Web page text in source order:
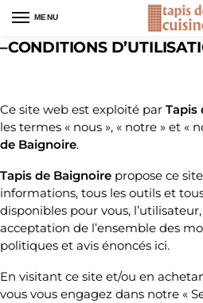
MENU
–CONDITIONS
Ce site web est exploité par Tapis
les termes « nous », « notre » et «
de Baignoire.
Tapis de Baignoire propose ce
informations, tous les outils et
disponibles pour vous,
acceptation de l’ensemble des
politiques et avis énoncés ici.
En visitant ce site et/ou en
vous vous engagez dans notre «